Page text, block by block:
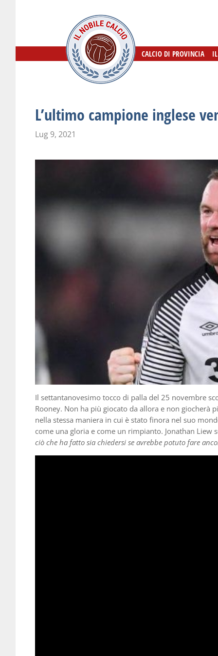
CALCIO DI PROVINCIA
CALCIO DI PROVINCIA
L’ultimo campione inglese
Lug 9, 2021
Il settantanovesimo tocco di palla del 25 novembre
Rooney. Non ha più giocato da allora e non giocherà
nella stessa maniera in cui è stato finora nel suo
come una gloria e come un rimpianto. Jonathan Liew
ciò che ha fatto sia chiedersi se avrebbe potuto fare